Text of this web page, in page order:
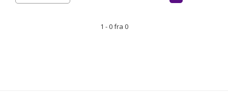
1 - 0 fra 0